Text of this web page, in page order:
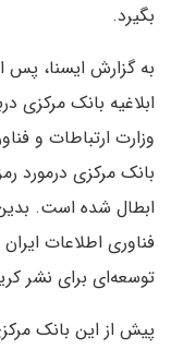
بگیرد.
به گزارش ایسنا، پس
ابلاغیه بانک مرکزی
وزارت ارتباطات و
ابطال شده است.
فناوری اطلاعات
توسعه‌ای برای نشر
پیش از این بانک